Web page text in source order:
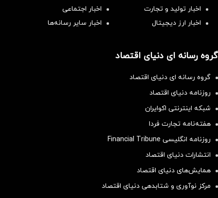
اخبار تولید و تجارت
اخبار اجتماعی
اخبار ارز دیجیتال
اخبار سایر رسانه‌‌ها
گروه رسانه ای دنیای اقتصاد
گروه رسانه ای دنیای اقتصاد
روزنامه دنیای اقتصاد
شبکه اینترنتی اکوایران
هفته‌نامه تجارت فردا
روزنامه انگلیسی Financial Tribune
انتشارات دنیای اقتصاد
همایش‌های دنیای اقتصاد
مرکز نوآوری و شتابدهی دنیای اقتصاد